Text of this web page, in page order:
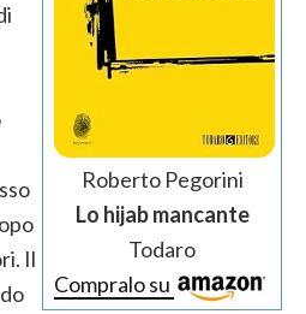
Roberto Pegorini
Lo hijab mancante
Todaro
Compralo su
Il